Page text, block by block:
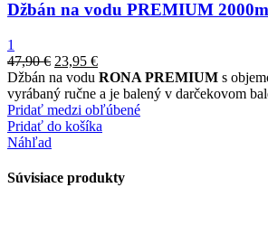
Džbán na vodu PREMIUM
1
47,90€ 23,95 €
Džbán na vodu RONA PREMIUM s
vyrábaný ručne a je balený v darčekovom
Pridať medzi obľúbené
Pridať do košíka
Náhľad
Súvisiace produkty